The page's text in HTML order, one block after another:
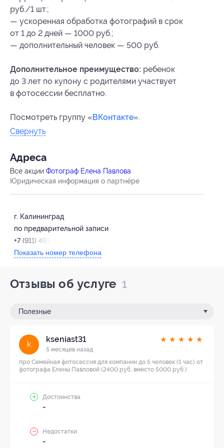
руб./1 шт.;
— ускоренная обработка фотографий в срок
от 1 до 2 дней — 1000 руб.;
— дополнительный человек — 500 руб.
Дополнительное преимущество: ребенок
до 3 лет по купону с родителями участвует
в фотосессии бесплатно.
Посмотреть группу «ВКонтакте».
Свернуть
Адресa
Все акции Фотограф Елена Павлова
Юридическая информация о партнёре
г. Калининград
по предварительной записи
+7 (911) 491-46-15
Показать номер телефона
Отзывы об услуге 1
Полезные
k
kseniast31
5 месяцев назад
★ ★ ★ ★ ★
про Семейная фотосессия для компании до 5 человек (1 час) от
фотографа Елены Павловой (2400 руб. вместо 5000 руб.)
Достоинства
-
Недостатки
-